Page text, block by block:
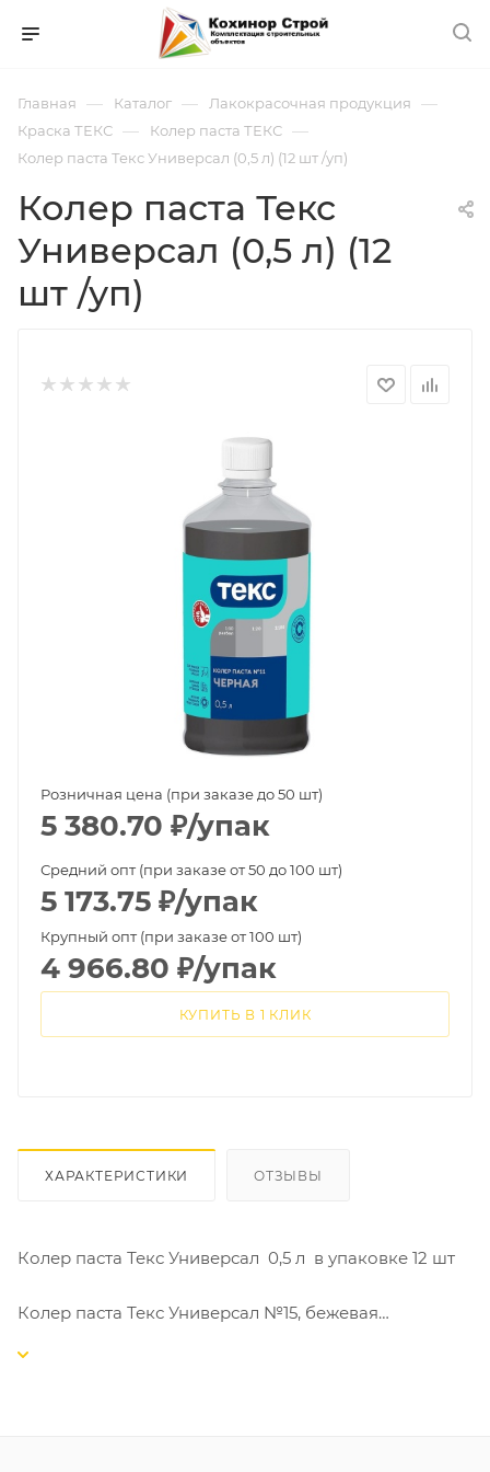
Главная — Каталог — Лакокрасочная продукция —
Краска ТЕКС — Колер паста ТЕКС —
Колер паста Текс Универсал (0,5 л) (12 шт /уп)
Колер паста Текс
Универсал (0,5 л) (12
шт /уп)
Розничная цена (при заказе до 50 шт)
5 380.70 ₽/упак
Средний опт (при заказе от 50 до 100 шт)
5 173.75 ₽/упак
Крупный опт (при заказе от 100 шт)
4 966.80 ₽/упак
КУПИТЬ В 1 КЛИК
ХАРАКТЕРИСТИКИ ОТЗЫВЫ
Колер паста Текс Универсал 0,5 л в упаковке 12 шт
Колер паста Текс Универсал №15, бежевая